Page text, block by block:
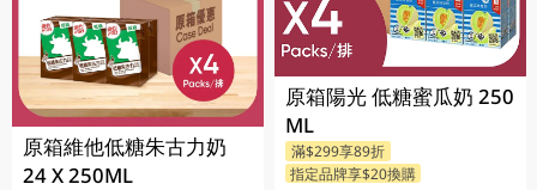
原箱維他低糖朱古力奶
24 X 250ML
原箱陽光 低糖蜜瓜奶 250
ML
滿$299享89折
指定品牌享$20換購